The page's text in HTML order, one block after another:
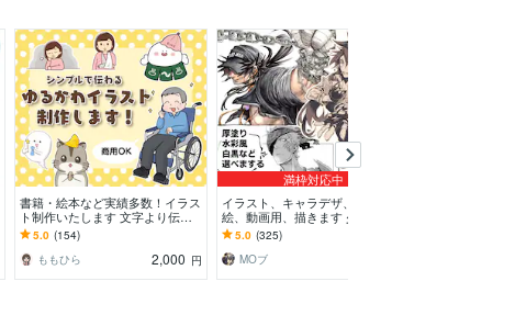
書籍・絵本など実績多数！イラス
ト制作いたします 文字より伝わ
る！！丁寧なヒアリングでイメー
ジを形にします！
5.0 (154)
ももひら
2,000 円
満枠対応中
イラスト、キャラデザ、漫画、挿
絵、動画用、描きます 少年少
女、筋肉おじさん、人外ケモノ獣
人、ご予算内、複数枚OK
5.0 (325)
MOブ